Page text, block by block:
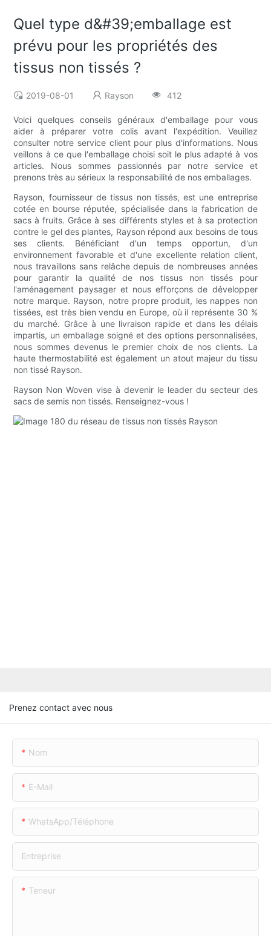
Quel type d&#39;emballage est
prévu pour les propriétés des
tissus non tissés ?
2019-08-01 Rayson 412
Voici quelques conseils généraux d'emballage pour vous
aider à préparer votre colis avant l'expédition. Veuillez
consulter notre service client pour plus d'informations. Nous
veillons à ce que l'emballage choisi soit le plus adapté à vos
articles. Nous sommes passionnés par notre service et
prenons très au sérieux la responsabilité de nos emballages.
Rayson, fournisseur de tissus non tissés, est une entreprise
cotée en bourse réputée, spécialisée dans la fabrication de
sacs à fruits. Grâce à ses différents styles et à sa protection
contre le gel des plantes, Rayson répond aux besoins de tous
ses clients. Bénéficiant d'un temps opportun, d'un
environnement favorable et d'une excellente relation client,
nous travaillons sans relâche depuis de nombreuses années
pour garantir la qualité de nos tissus non tissés pour
l'aménagement paysager et nous efforçons de développer
notre marque. Rayson, notre propre produit, les nappes non
tissées, est très bien vendu en Europe, où il représente 30 %
du marché. Grâce à une livraison rapide et dans les délais
impartis, un emballage soigné et des options personnalisées,
nous sommes devenus le premier choix de nos clients. La
haute thermostabilité est également un atout majeur du tissu
non tissé Rayson.
Rayson Non Woven vise à devenir le leader du secteur des
sacs de semis non tissés. Renseignez-vous !
Prenez contact avec nous
Nom
E-Mail
WhatsApp/téléphone
Entreprise
Teneur